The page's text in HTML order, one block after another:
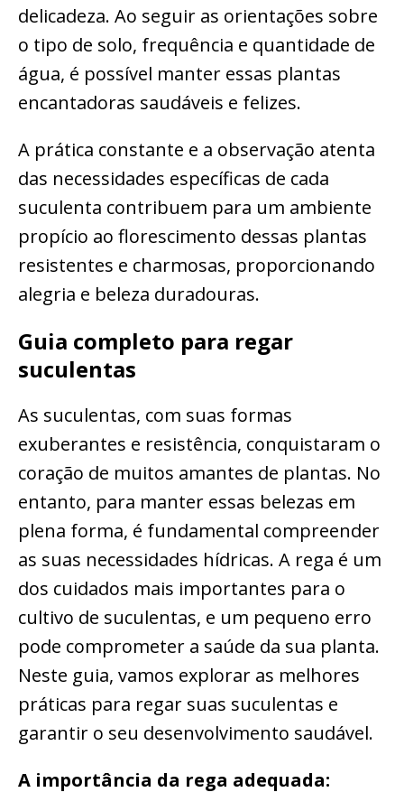
delicadeza. Ao seguir as orientações sobre
o tipo de solo, frequência e quantidade de
água, é possível manter essas plantas
encantadoras saudáveis e felizes.
A prática constante e a observação atenta
das necessidades específicas de cada
suculenta contribuem para um ambiente
propício ao florescimento dessas plantas
resistentes e charmosas, proporcionando
alegria e beleza duradouras.
Guia completo para regar
suculentas
As suculentas, com suas formas
exuberantes e resistência, conquistaram o
coração de muitos amantes de plantas. No
entanto, para manter essas belezas em
plena forma, é fundamental compreender
as suas necessidades hídricas. A rega é um
dos cuidados mais importantes para o
cultivo de suculentas, e um pequeno erro
pode comprometer a saúde da sua planta.
Neste guia, vamos explorar as melhores
práticas para regar suas suculentas e
garantir o seu desenvolvimento saudável.
A importância da rega adequada: